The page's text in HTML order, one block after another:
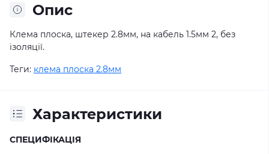
Опис
Клема плоска, штекер 2.8мм, на кабель 1.5мм 2, без
ізоляції.
Теги: клема плоска 2.8мм
Характеристики
СПЕЦИФІКАЦІЯ